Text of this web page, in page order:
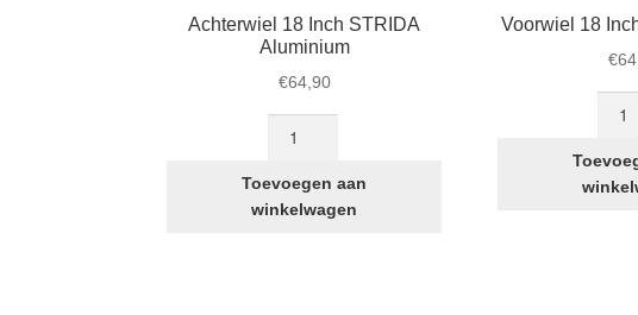
Achterwiel 18 Inch STRIDA
Aluminium
€64,90
Inch
STRIDA
Toevoegen aan
winkelwagen
Voorwiel 18
€
Inch